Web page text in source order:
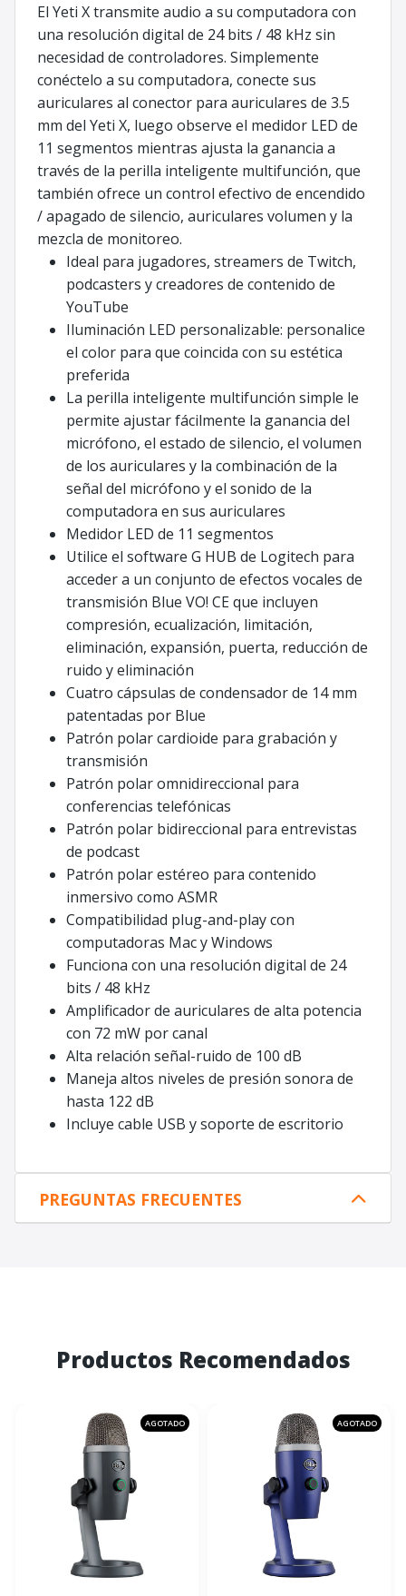
El Yeti X transmite audio a su computadora con
una resolución digital de 24 bits / 48 kHz sin
necesidad de controladores. Simplemente
conéctelo a su computadora, conecte sus
auriculares al conector para auriculares de 3.5
mm del Yeti X, luego observe el medidor LED de
11 segmentos mientras ajusta la ganancia a
través de la perilla inteligente multifunción, que
también ofrece un control efectivo de encendido
/ apagado de silencio, auriculares volumen y la
mezcla de monitoreo.
Ideal para jugadores, streamers de Twitch,
podcasters y creadores de contenido de
YouTube
Iluminación LED personalizable: personalice
el color para que coincida con su estética
preferida
La perilla inteligente multifunción simple le
permite ajustar fácilmente la ganancia del
micrófono, el estado de silencio, el volumen
de los auriculares y la combinación de la
señal del micrófono y el sonido de la
computadora en sus auriculares
Medidor LED de 11 segmentos
Utilice el software G HUB de Logitech para
acceder a un conjunto de efectos vocales de
transmisión Blue VO! CE que incluyen
compresión, ecualización, limitación,
eliminación, expansión, puerta, reducción de
ruido y eliminación
Cuatro cápsulas de condensador de 14 mm
patentadas por Blue
Patrón polar cardioide para grabación y
transmisión
Patrón polar omnidireccional para
conferencias telefónicas
Patrón polar bidireccional para entrevistas
de podcast
Patrón polar estéreo para contenido
inmersivo como ASMR
Compatibilidad plug-and-play con
computadoras Mac y Windows
Funciona con una resolución digital de 24
bits / 48 kHz
Amplificador de auriculares de alta potencia
con 72 mW por canal
Alta relación señal-ruido de 100 dB
Maneja altos niveles de presión sonora de
hasta 122 dB
Incluye cable USB y soporte de escritorio
PREGUNTAS FRECUENTES
Productos Recomendados
AGOTADO AGOTADO